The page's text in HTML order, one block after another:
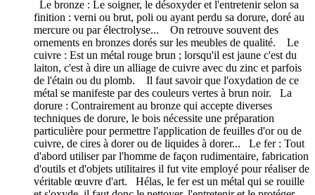
Le bronze : Le soigner, le désoxyder et l'entretenir selon sa
finition : verni ou brut, poli ou ayant perdu sa dorure, doré au
mercure ou par électrolyse... On retrouve souvent des
ornements en bronzes dorés sur les meubles de qualité. Le
cuivre : Est un métal rouge brun ; lorsqu'il est jaune c'est du
laiton, c'est à dire un alliage de cuivre avec du zinc et parfois
de l'étain ou du plomb. Il faut savoir que l'oxydation de ce
métal se manifeste par des couleurs vertes à brun noir. La
dorure : Contrairement au bronze qui accepte diverses
techniques de dorure, le bois nécessite une préparation
particulière pour permettre l'application de feuilles d'or ou de
cuivre, de cires à dorer ou de liquides à dorer... Le fer : Tout
d'abord utiliser par l'homme de façon rudimentaire, fabrication
d'outils et d'objets utilitaires il fut vite employé pour réaliser de
véritable œuvre d'art. Hélas, le fer est un métal qui se rouille